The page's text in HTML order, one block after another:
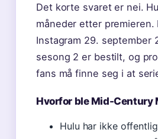
Det korte svaret er nei.
måneder etter
Instagram 29. september
sesong 2 er bestilt, og
fans må finne seg i at
Hvorfor ble Mid-Century
Hulu har ikke